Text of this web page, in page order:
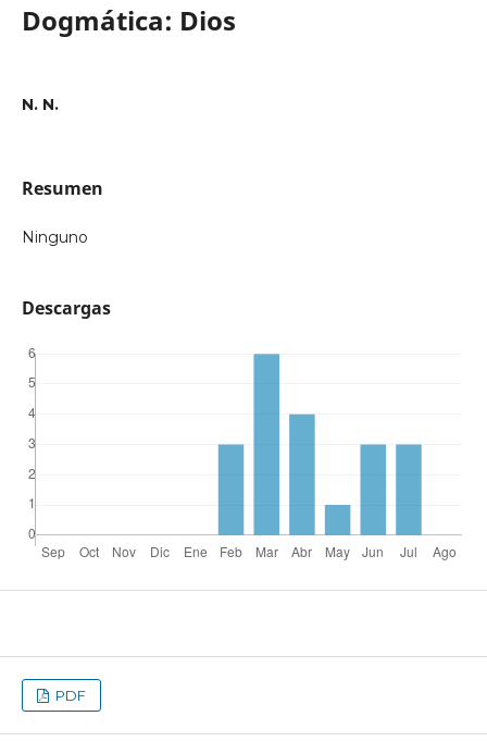
Dogmática: Dios
N. N.
Resumen
Ninguno
Descargas
PDF